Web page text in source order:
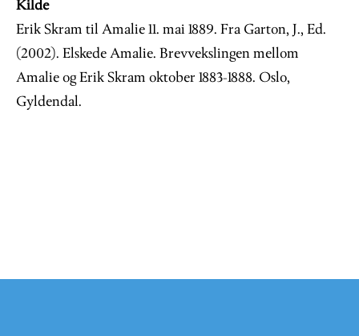
Kilde
Erik Skram til Amalie 11. mai 1889. Fra Garton, J., Ed.
(2002). Elskede Amalie. Brevvekslingen mellom
Amalie og Erik Skram oktober 1883-1888. Oslo,
Gyldendal.